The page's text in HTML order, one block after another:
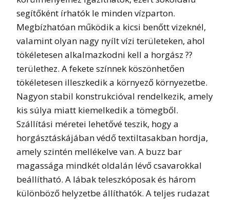
segítőként írhatók le minden vízparton.
Megbízhatóan működik a kicsi benőtt vizeknél,
valamint olyan nagy nyílt vízi területeken, ahol
tökéletesen alkalmazkodni kell a horgász ??
területhez. A fekete színnek köszönhetően
tökéletesen illeszkedik a környező környezetbe.
Nagyon stabil konstrukcióval rendelkezik, amely
kis súlya miatt kiemelkedik a tömegből.
Szállítási méretei lehetővé teszik, hogy a
horgásztáskájában védő textiltasakban hordja,
amely szintén mellékelve van. A buzz bar
magassága mindkét oldalán lévő csavarokkal
beállítható. A lábak teleszkóposak és három
különböző helyzetbe állíthatók. A teljes rudazat